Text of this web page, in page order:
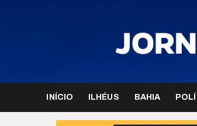
INÍCIO ILHÉUS BAHIA